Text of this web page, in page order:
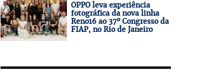
OPPO leva experiência
fotográfica da nova linha
Reno16 ao 37º Congresso da
FIAP, no Rio de Janeiro